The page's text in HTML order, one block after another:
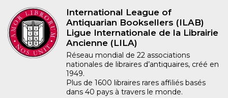
International League of
Antiquarian Booksellers (ILAB)
Ligue Internationale de la Librairie
Ancienne (LILA)
Réseau mondial de 22 associations
nationales de libraires d’antiquaires, créé en
1949.
Plus de 1600 libraires rares affiliés basés
dans 40 pays à travers le monde.